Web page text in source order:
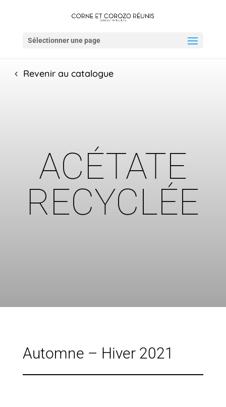
Sélectionner une page
Revenir au catalogue
ACÉTATE
RECYCLÉE
Automne – Hiver 2021